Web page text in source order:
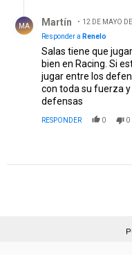
MA Martín
12 DE MAYO
Responder a Renelo
Salas tiene que
bien en Racing. Si
jugar entre los
con toda su fuerza y
defensas
RESPONDER 0 0